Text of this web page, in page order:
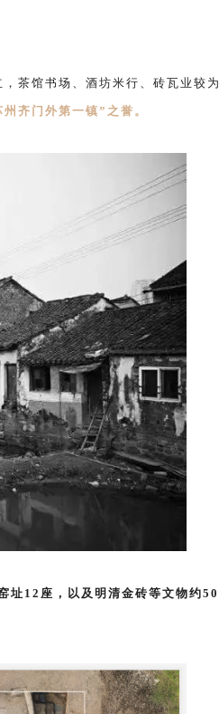
茶馆书场、酒坊米行、砖瓦业较为
州齐门外第一镇”之誉。
址12座，以及明清金砖等文物约50